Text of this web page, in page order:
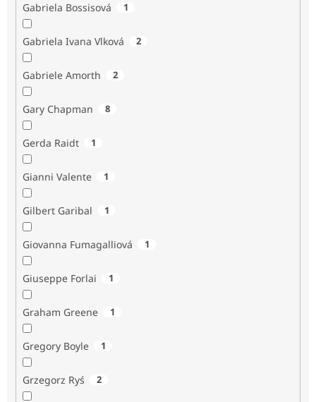
Gabriela Bossisová 1
Gabriela Ivana Vlková 2
Gabriele Amorth 2
Gary Chapman 8
Gerda Raidt 1
Gianni Valente 1
Gilbert Garibal 1
Giovanna Fumagalliová 1
Giuseppe Forlai 1
Graham Greene 1
Gregory Boyle 1
Grzegorz Ryś 2